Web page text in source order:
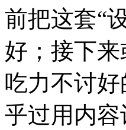
前把这套“
好；接下
吃力不讨
乎过用内